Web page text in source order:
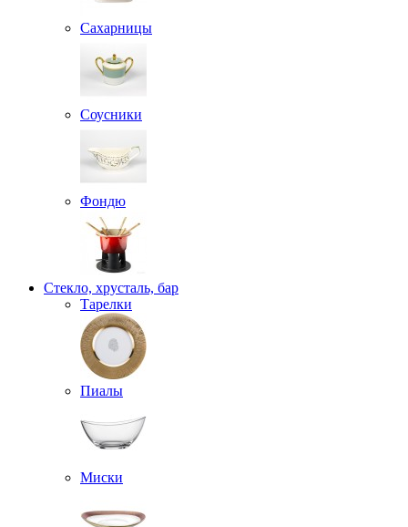
Сахарницы
Соусники
Фондю
Стекло, хрусталь, бар
Тарелки
Пиалы
Миски